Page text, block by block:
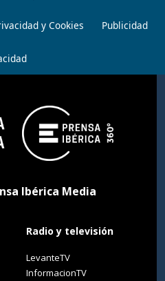
y Cookies Publicidad
Ibérica Media
Radio y televisión
LevanteTV
InformacionTV